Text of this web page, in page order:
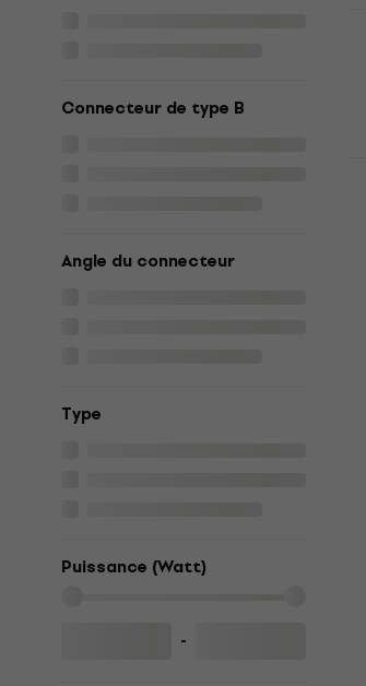
Connecteur de type B
Angle du connecteur
Type
Puissance (Watt)
-